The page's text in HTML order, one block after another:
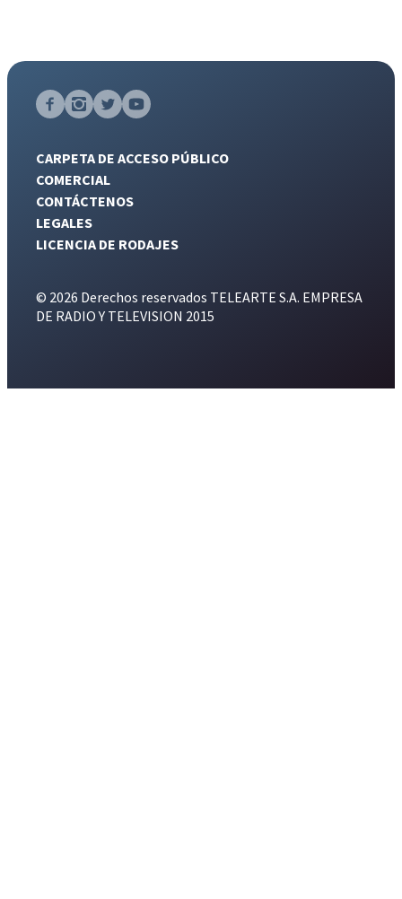
CARPETA DE ACCESO PÚBLICO
COMERCIAL
CONTÁCTENOS
LEGALES
LICENCIA DE RODAJES
© 2026 Derechos reservados TELEARTE S.A. EMPRESA
DE RADIO Y TELEVISION 2015